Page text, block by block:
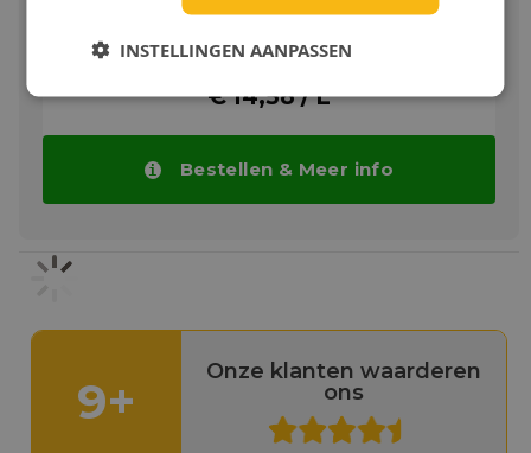
Smering van roterende bliknaden naaiende
machines uitgerust met total loss-systemen.
Circulatie- en lageroliesystemen waar
optreden, zoals citrussap extractiemachines.
voedingsmiddelenindustrie. Gemakkelijk aan
te brengen door middel van een borstel, een
Meer info
Toon meer
€ 14,58 / L
Bestellen & Meer info
9+
Onze klanten waarderen
ons
INSTELLINGEN AANPASSEN